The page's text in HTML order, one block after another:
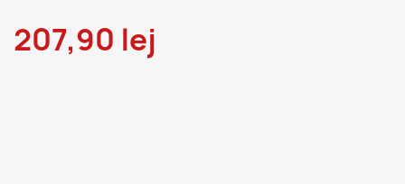
207,90 lej